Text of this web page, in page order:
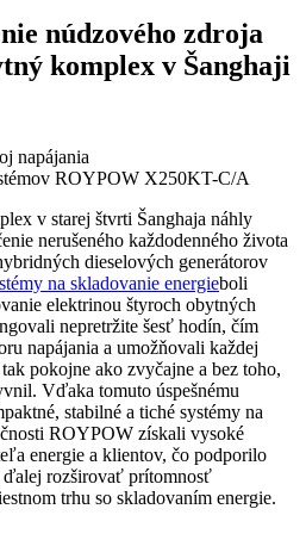
núdzového zdroja
komplex v Šanghaji
napájania
ROYPOW X250KT-C/A
v starej štvrti Šanghaja náhly
nerušeného každodenného života
dieselových generátorov
na skladovanie energieboli
elektrinou štyroch obytných
nepretržite šesť hodín, čím
napájania a umožňovali každej
pokojne ako zvyčajne a bez toho,
Vďaka tomuto úspešnému
stabilné a tiché systémy na
ROYPOW získali vysoké
energie a klientov, čo podporilo
ďalej rozširovať prítomnosť
trhu so skladovaním energie.